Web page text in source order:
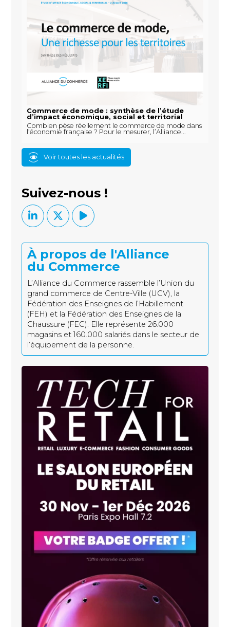
Commerce de mode : synthèse de l’étude
d’impact économique, social et territorial
Combien pèse réellement le commerce de mode dans
l’économie française ? Pour le mesurer, l’Alliance...
Voir toutes les actualités
Suivez-nous !
À propos de l'Alliance
du Commerce
L’Alliance du Commerce rassemble l’Union du
grand commerce de Centre-Ville (UCV), la
Fédération des Enseignes de l’Habillement
(FEH) et la Fédération des Enseignes de la
Chaussure (FEC). Elle représente 26.000
magasins et 160.000 salariés dans le secteur de
l’équipement de la personne.